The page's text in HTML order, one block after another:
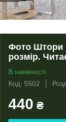
Фото Штори
розмір.
В наявності
Код: 5502
440 ₴